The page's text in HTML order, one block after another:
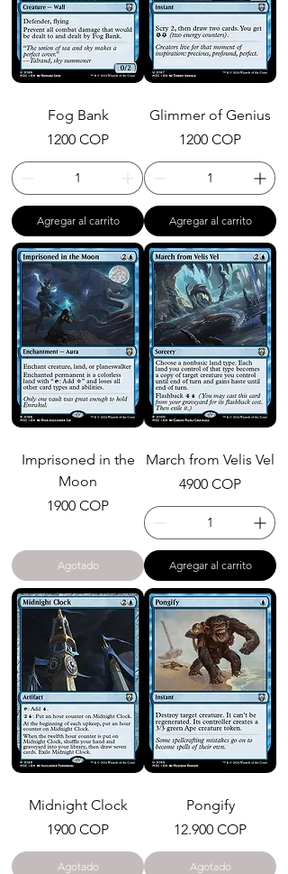
Fog Bank
Precio
1200 COP
Agregar al carrito
Glimmer of Genius
Precio
1200 COP
Agregar al carrito
Imprisoned in the
Moon
Precio
1900 COP
Agotado
March from Velis Vel
Precio
4900 COP
Agregar al carrito
Midnight Clock
Precio
1900 COP
Agotado
Pongify
Precio
12.900 COP
Agotado